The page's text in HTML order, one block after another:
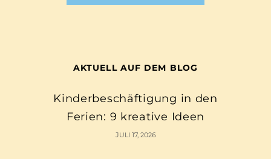
AKTUELL AUF DEM BLOG
Kinderbeschäftigung in den
Ferien: 9 kreative Ideen
JULI 17, 2026